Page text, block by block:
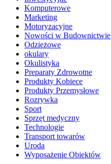
Komputerowe
Marketing
Motoryzacyjne
Nowości w Budownictwie
Odzieżowe
okulary
Okulistyka
Preparaty Zdrowotne
Produkty Kobiece
Produkty Przemysłowe
Rozrywka
Sport
Sprzęt medyczny
Technologie
Transport towarów
Uroda
Wyposażenie Obiektów